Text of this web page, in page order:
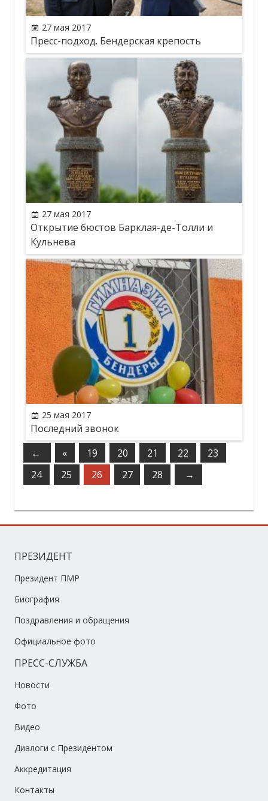
27 мая 2017
Пресс-подход. Бендерская крепость
27 мая 2017
Открытие бюстов Барклая-де-Толли и
Кульнева
25 мая 2017
Последний звонок
←
« 19 20 21 22
23
24
25 26 27 28 →
ПРЕЗИДЕНТ
Президент ПМР
Биография
Поздравления и обращения
Официальное фото
ПРЕСС-СЛУЖБА
Новости
Фото
Видео
Диалоги с Президентом
Аккредитация
Контакты